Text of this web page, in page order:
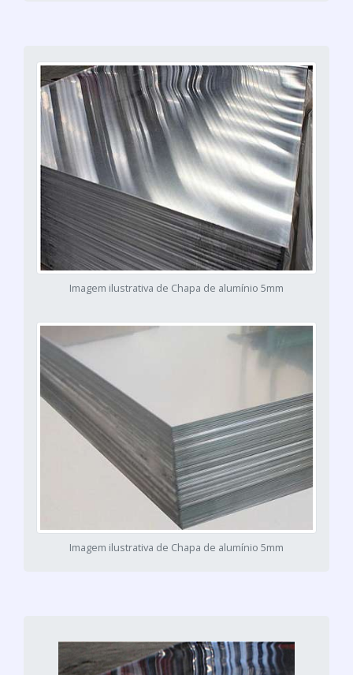
Imagem ilustrativa de Chapa de alumínio 5mm
Imagem ilustrativa de Chapa de alumínio 5mm